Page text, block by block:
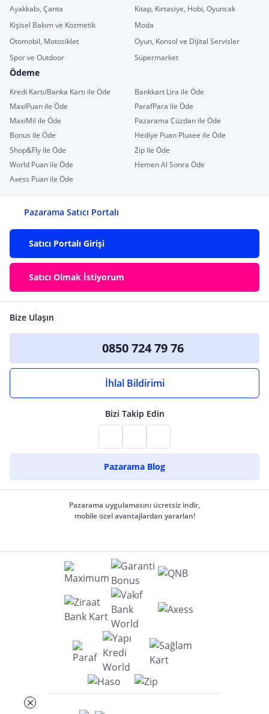
Ayakkabı, Çanta
Kitap, Kırtasiye, Hobi, Oyuncak
Kişisel Bakım ve Kozmetik
Moda
Otomobil, Motosiklet
Oyun, Konsol ve Dijital Servisler
Spor ve Outdoor
Süpermarket
Ödeme
Kredi Kartı/Banka Kartı ile Öde
Bankkart Lira ile Öde
MaxiPuan ile Öde
ParafPara ile Öde
MaxiMil ile Öde
Pazarama Cüzdan ile Öde
Bonus ile Öde
Hediye Puan Pluxee ile Öde
Shop&Fly ile Öde
Zip ile Öde
World Puan ile Öde
Hemen Al Sonra Öde
Axess Puan ile Öde
Pazarama Satıcı Portalı
Satıcı Portalı Girişi
Satıcı Olmak İstiyorum
Bize Ulaşın
0850 724 79 76
İhlal Bildirimi
Bizi Takip Edin
Pazarama Blog
Pazarama uygulamasını ücretsiz indir,
mobile özel avantajlardan yararlan!